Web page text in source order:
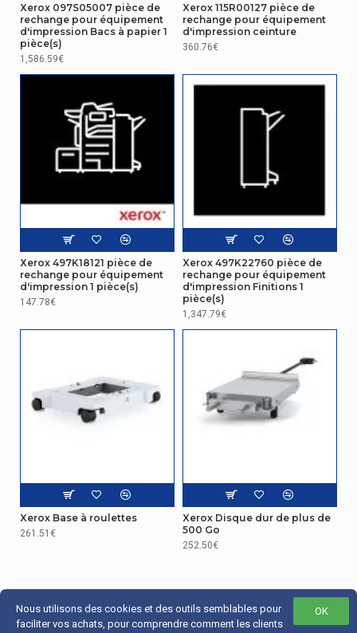
Xerox 097S05007 pièce de
rechange pour équipement
d'impression Bacs à papier 1
pièce(s)
1,586.59€
Xerox 115R00127 pièce de
rechange pour équipement
d'impression ceinture
360.76€
Xerox 497K18121 pièce de
rechange pour équipement
d'impression 1 pièce(s)
147.78€
Xerox 497K22760 pièce de
rechange pour équipement
d'impression Finitions 1
pièce(s)
1,347.79€
Xerox Base à roulettes
261.51€
Xerox Disque dur de plus de
500 Go
252.50€
OK
Nous utilisons des cookies et des outils semblables pour
faciliter vos achats, pour comprendre comment les clients